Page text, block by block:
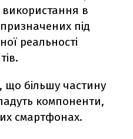
використання в
під
реальності
що більшу частину
компоненти,
смартфонах.